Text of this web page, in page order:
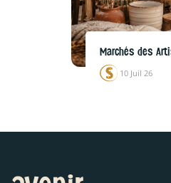
Marchés des
10 Juil 26